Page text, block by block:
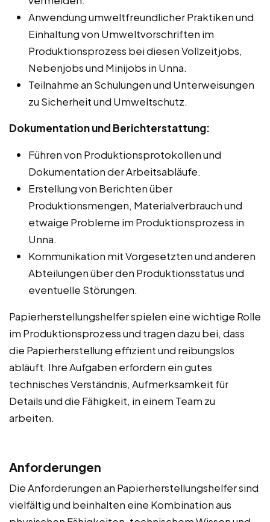
Anwendung umweltfreundlicher Praktiken und
Einhaltung von Umweltvorschriften im
Produktionsprozess bei diesen Vollzeitjobs,
Nebenjobs und Minijobs in Unna.
Teilnahme an Schulungen und Unterweisungen
zu Sicherheit und Umweltschutz.
Dokumentation und Berichterstattung:
Führen von Produktionsprotokollen und
Dokumentation der Arbeitsabläufe.
Erstellung von Berichten über
Produktionsmengen, Materialverbrauch und
etwaige Probleme im Produktionsprozess in
Unna.
Kommunikation mit Vorgesetzten und anderen
Abteilungen über den Produktionsstatus und
eventuelle Störungen.
Papierherstellungshelfer spielen eine wichtige Rolle
im Produktionsprozess und tragen dazu bei, dass
die Papierherstellung effizient und reibungslos
abläuft. Ihre Aufgaben erfordern ein gutes
technisches Verständnis, Aufmerksamkeit für
Details und die Fähigkeit, in einem Team zu
arbeiten.
Anforderungen
Die Anforderungen an Papierherstellungshelfer sind
vielfältig und beinhalten eine Kombination aus